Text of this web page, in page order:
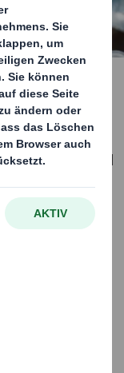
und
Standards
zum
sind neue